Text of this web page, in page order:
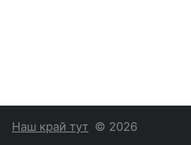
Наш край тут © 2026